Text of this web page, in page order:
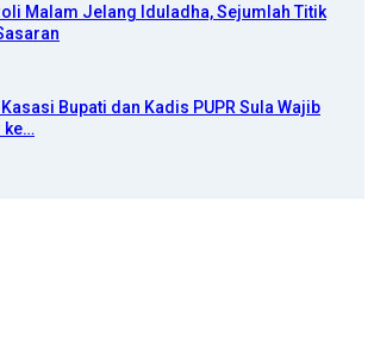
Malam Jelang Iduladha, Sejumlah Titik
Bupati dan Kadis PUPR Sula Wajib
ke…